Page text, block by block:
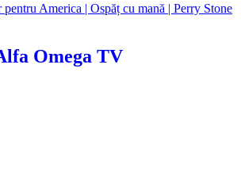
America | Ospăț cu mană | Perry Stone